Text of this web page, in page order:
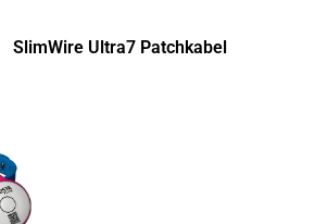
SlimWire Ultra7 Patchkabel